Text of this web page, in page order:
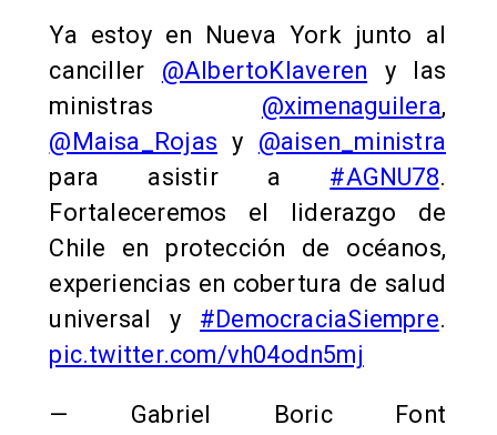
Ya estoy en Nueva York junto al
canciller @AlbertoKlaveren y las
ministras @ximenaguilera,
@Maisa_Rojas y @aisen_ministra
para asistir a #AGNU78.
Fortaleceremos el liderazgo de
Chile en protección de océanos,
experiencias en cobertura de salud
universal y #DemocraciaSiempre.
pic.twitter.com/vh04odn5mj
— Gabriel Boric Font